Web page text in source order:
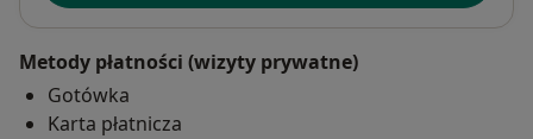
Metody płatności (wizyty prywatne)
Gotówka
Karta płatnicza